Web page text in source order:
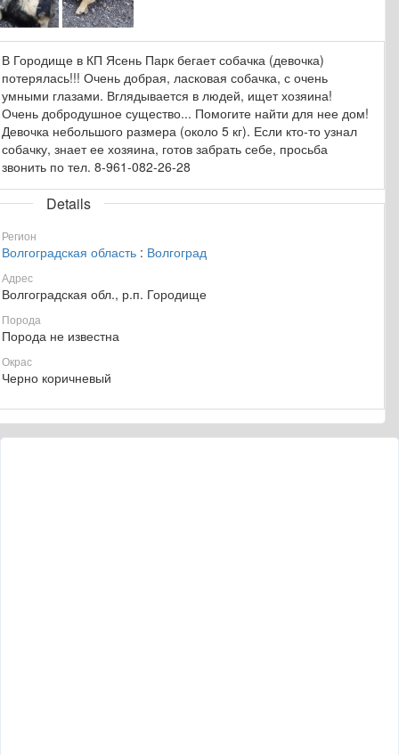
В Городище в КП Ясень Парк бегает собачка (девочка)
потерялась!!! Очень добрая, ласковая собачка, с очень
умными глазами. Вглядывается в людей, ищет хозяина!
Очень добродушное существо... Помогите найти для нее дом!
Девочка небольшого размера (около 5 кг). Если кто-то узнал
собачку, знает ее хозяина, готов забрать себе, просьба
звонить по тел. 8-961-082-26-28
Details
Регион
Волгоградская область : Волгоград
Адрес
Волгоградская обл., р.п. Городище
Порода
Порода не известна
Окрас
Черно коричневый